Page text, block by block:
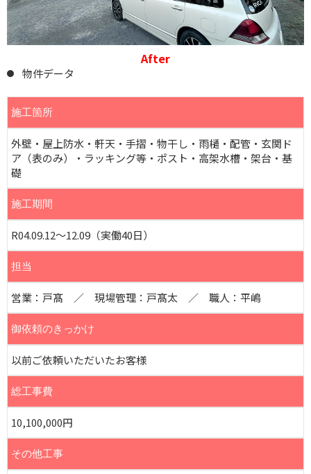
After
物件データ
施工箇所
外壁・屋上防水・軒天・手摺・物干し・雨樋・配管・玄関ド
ア（表のみ）・ラッキング等・ポスト・高架水槽・架台・基
礎
施工期間
R04.09.12～12.09（実働40日）
担当
営業：戸髙 ／ 現場管理：戸髙太 ／ 職人：平嶋
御依頼のきっかけ
以前ご依頼いただいたお客様
総工事費
10,100,000円
その他工事